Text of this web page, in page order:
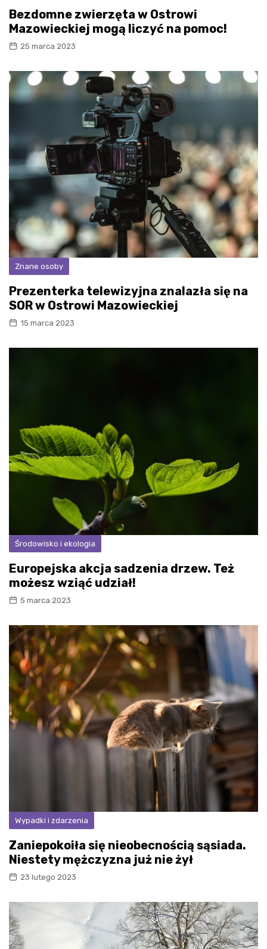
Bezdomne zwierzęta w Ostrowi
Mazowieckiej mogą liczyć na pomoc!
25 marca 2023
Znane osoby
Prezenterka telewizyjna znalazła się na
SOR w Ostrowi Mazowieckiej
15 marca 2023
Środowisko i ekologia
Europejska akcja sadzenia drzew. Też
możesz wziąć udział!
5 marca 2023
Wypadki i zdarzenia
Zaniepokoiła się nieobecnością sąsiada.
Niestety mężczyzna już nie żył
23 lutego 2023